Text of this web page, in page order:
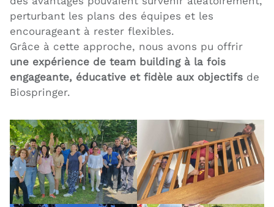
perturbant les plans des équipes et les
encourageant à rester flexibles.
Grâce à cette approche, nous avons pu offrir
une expérience de team building à la fois
engageante, éducative et fidèle aux objectifs de
Biospringer.